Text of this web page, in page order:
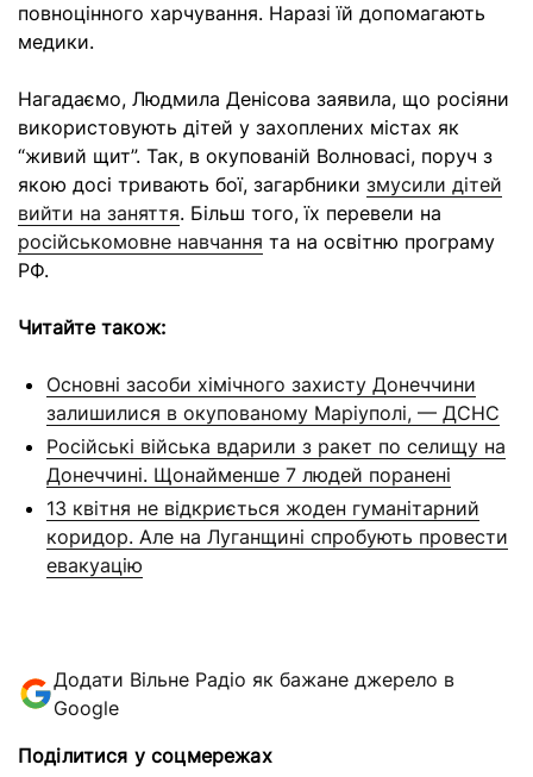
повноцінного харчування. Наразі їй допомагають
медики.
Нагадаємо, Людмила Денісова заявила, що росіяни
використовують дітей у захоплених містах як
“живий щит”. Так, в окупованій Волновасі, поруч з
якою досі тривають бої, загарбники змусили дітей
вийти на заняття. Більш того, їх перевели на
російськомовне навчання та на освітню програму
РФ.
Читайте також:
Основні засоби хімічного захисту Донеччини
залишилися в окупованому Маріуполі, — ДСНС
Російські війська вдарили з ракет по селищу на
Донеччині. Щонайменше 7 людей поранені
13 квітня не відкриється жоден гуманітарний
коридор. Але на Луганщині спробують провести
евакуацію
Додати Вільне Радіо як бажане джерело в
Google
Поділитися у соцмережах